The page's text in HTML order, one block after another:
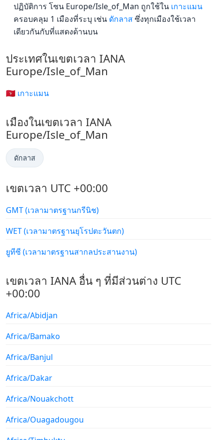
ปฏิบัติการ โซน Europe/Isle_of_Man ถูกใช้ใน เกาะแมน
ครอบคลุม 1 เมืองที่ระบุ เช่น ดักลาสซึ่งทุกเมืองใช้เวลา
เดียวกันกับที่แสดงด้านบน
ประเทศในเขตเวลา IANA
Europe/Isle_of_Man
🇮🇲 เกาะแมน
เมืองในเขตเวลา IANA
Europe/Isle_of_Man
ดักลาส
เขตเวลา UTC +00:00
GMT (เวลามาตรฐานกรีนิช)
WET (เวลามาตรฐานยุโรปตะวันตก)
ยูทีซี (เวลามาตรฐานสากลประสานงาน)
เขตเวลา IANA อื่น ๆ ที่มีส่วนต่าง UTC
+00:00
Africa/Abidjan
Africa/Bamako
Africa/Banjul
Africa/Dakar
Africa/Nouakchott
Africa/Ouagadougou